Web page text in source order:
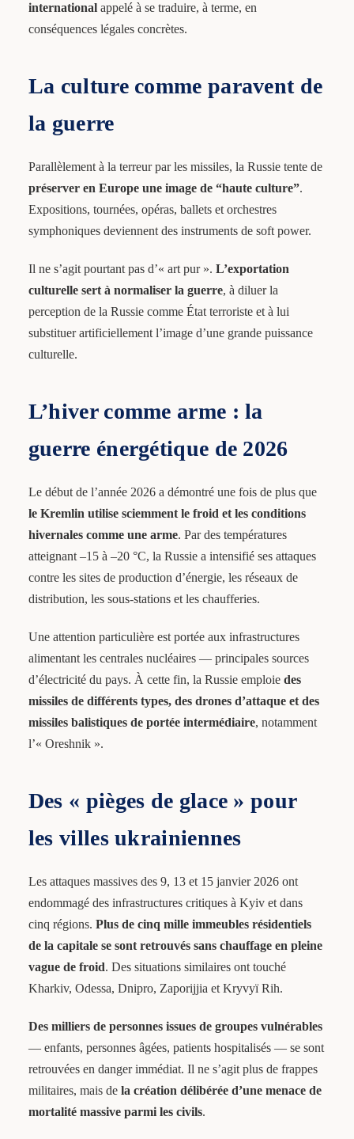
internationalappelé à se traduire, à terme, en
conséquences légales concrètes.
La culture comme paravent de
la guerre
Parallèlement à la terreur par les missiles, la Russie tente de
préserver en Europe une image de “haute culture”.
Expositions, tournées, opéras, ballets et orchestres
symphoniques deviennent des instruments de soft power.
Il ne s’agit pourtant pas d’« art pur ». L’exportation
culturelle sert à normaliser la guerre, à diluer la
perception de la Russie comme État terroriste et à lui
substituer artificiellement l’image d’une grande puissance
culturelle.
L’hiver comme arme : la
guerre énergétique de 2026
Le début de l’année 2026 a démontré une fois de plus que
le Kremlin utilise sciemment le froid et les conditions
hivernales comme une arme. Par des températures
atteignant –15 à –20 °C, la Russie a intensifié ses attaques
contre les sites de production d’énergie, les réseaux de
distribution, les sous-stations et les chaufferies.
Une attention particulière est portée aux infrastructures
alimentant les centrales nucléaires — principales sources
d’électricité du pays. À cette fin, la Russie emploie des
missiles de différents types, des drones d’attaque et des
missiles balistiques de portée intermédiaire, notamment
l’« Oreshnik ».
Des « pièges de glace » pour
les villes ukrainiennes
Les attaques massives des 9, 13 et 15 janvier 2026 ont
endommagé des infrastructures critiques à Kyiv et dans
cinq régions. Plus de cinq mille immeubles résidentiels
de la capitale se sont retrouvés sans chauffage en pleine
vague de froid. Des situations similaires ont touché
Kharkiv, Odessa, Dnipro, Zaporijjia et Kryvyï Rih.
Des milliers de personnes issues de groupes vulnérables
— enfants, personnes âgées, patients hospitalisés — se sont
retrouvées en danger immédiat. Il ne s’agit plus de frappes
militaires, mais de la création délibérée d’une menace de
mortalité massive parmi les civils.